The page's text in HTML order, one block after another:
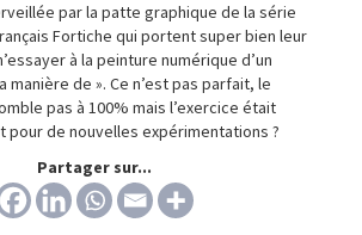
par la patte graphique de la série
Fortiche qui portent super bien leur
à la peinture numérique d’un
manière de ». Ce n’est pas parfait, le
pas à 100% mais l’exercice était
pour de nouvelles expérimentations ?
Partager sur...